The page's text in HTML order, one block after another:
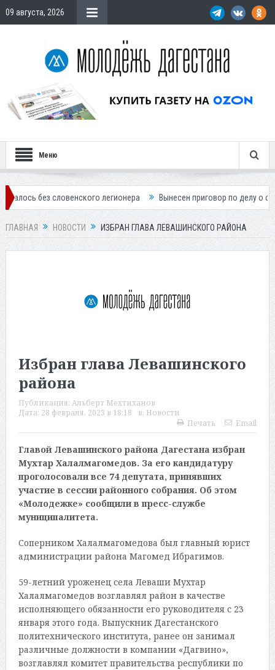
09 августа, 2026
Меню
словенского легионера Вынесен приговор по делу о
ГЛАВНАЯ НОВОСТИ ИЗБРАН ГЛАВА ЛЕВАШИНСКОГО РАЙОНА
Избран глава Левашинского
района
Публикация: Альберт Мехтиханов
Дата: 28 февраля, 2023 в 18:18 в: Новости
Печать
Email
Главой Левашинского района Дагестана избран
Мухтар Халалмагомедов. За его кандидатуру
проголосовали все 74 депутата, принявших
участие в сессии районного собрания. Об этом
«Молодежке» сообщили в пресс-службе
муниципалитета.
Соперником Халалмагомедова был главный юрист
администрации района Магомед Ибрагимов.
59-летний уроженец села Леваши Мухтар
Халалмагомедов возглавлял район в качестве
исполняющего обязанности его руководителя с 23
января этого года. Выпускник Дагестанского
политехнического института, ранее он занимал
различные должности в компании «Дагвино»,
возглавлял комитет правительства республики по